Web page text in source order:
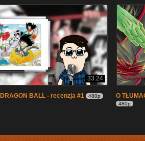
33:24
BALL - recenzja #1 480p O
480p